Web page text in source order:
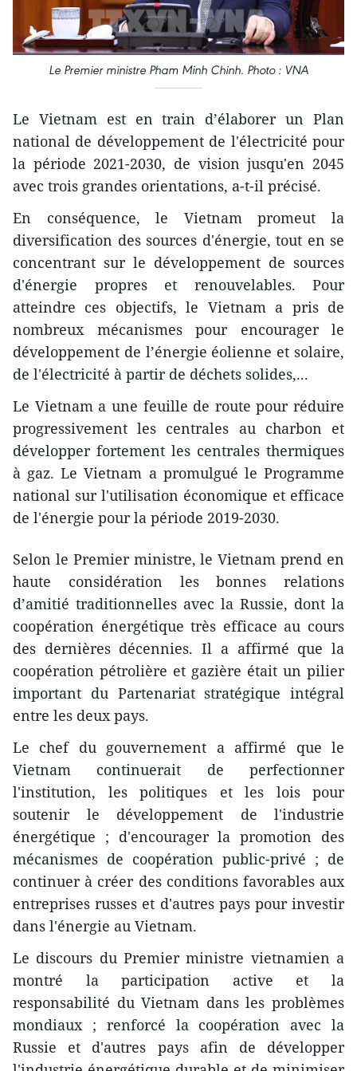
Le Premier ministre Pham Minh Chinh. Photo : VNA
Le Vietnam est en train d’élaborer un Plan
national de développement de l'électricité pour
la période 2021-2030, de vision jusqu'en 2045
avec trois grandes orientations, a-t-il précisé.
En conséquence, le Vietnam promeut la
diversification des sources d'énergie, tout en se
concentrant sur le développement de sources
d'énergie propres et renouvelables. Pour
atteindre ces objectifs, le Vietnam a pris de
nombreux mécanismes pour encourager le
développement de l’énergie éolienne et solaire,
de l'électricité à partir de déchets solides,...
Le Vietnam a une feuille de route pour réduire
progressivement les centrales au charbon et
développer fortement les centrales thermiques
à gaz. Le Vietnam a promulgué le Programme
national sur l'utilisation économique et efficace
de l'énergie pour la période 2019-2030.
Selon le Premier ministre, le Vietnam prend en
haute considération les bonnes relations
d’amitié traditionnelles avec la Russie, dont la
coopération énergétique très efficace au cours
des dernières décennies. Il a affirmé que la
coopération pétrolière et gazière était un pilier
important du Partenariat stratégique intégral
entre les deux pays.
Le chef du gouvernement a affirmé que le
Vietnam continuerait de perfectionner
l'institution, les politiques et les lois pour
soutenir le développement de l'industrie
énergétique ; d'encourager la promotion des
mécanismes de coopération public-privé ; de
continuer à créer des conditions favorables aux
entreprises russes et d'autres pays pour investir
dans l'énergie au Vietnam.
Le discours du Premier ministre vietnamien a
montré la participation active et la
responsabilité du Vietnam dans les problèmes
mondiaux ; renforcé la coopération avec la
Russie et d'autres pays afin de développer